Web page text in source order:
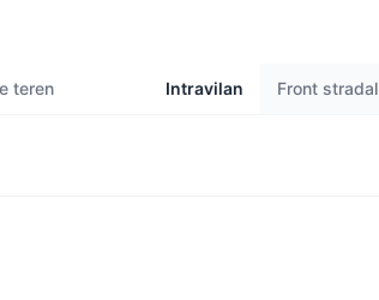
teren Intravilan Front stradal